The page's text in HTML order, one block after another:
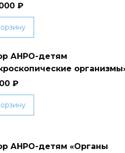
₽
АНРО-детям
₽
АНРО-детям «Органы